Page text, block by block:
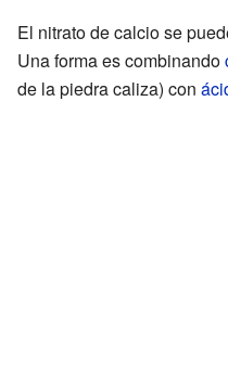
El nitrato de calcio se
Una forma es combinando
de la piedra caliza) con